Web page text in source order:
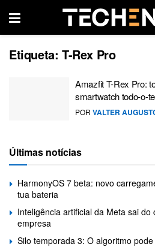
Etiqueta: T-Rex Pro
Amazfit T-Rex Pro:
smartwatch todo-o-
POR VALTER
Últimas notícias
HarmonyOS 7 beta: novo
tua bateria
Inteligência artificial da Meta sai
empresa
Silo temporada 3: O algoritmo